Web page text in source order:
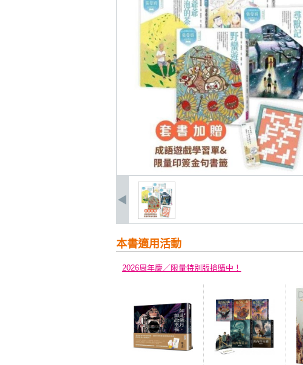
本書適用活動
2026周年慶／限量特別版搶購中！